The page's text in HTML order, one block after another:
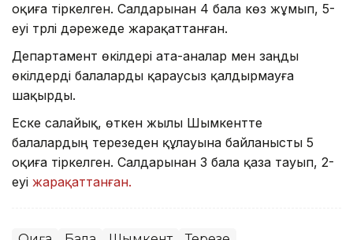
оқиға тіркелген. Салдарынан 4 бала көз жұмып, 5-
еуі түрлі дәрежеде жарақаттанған.
Департамент өкілдері ата-аналар мен заңды
өкілдерді балаларды қараусыз қалдырмауға
шақырды.
Еске салайық, өткен жылы Шымкентте
балалардың терезеден құлауына байланысты 5
оқиға тіркелген. Салдарынан 3 бала қаза тауып, 2-
еуі жарақаттанған.